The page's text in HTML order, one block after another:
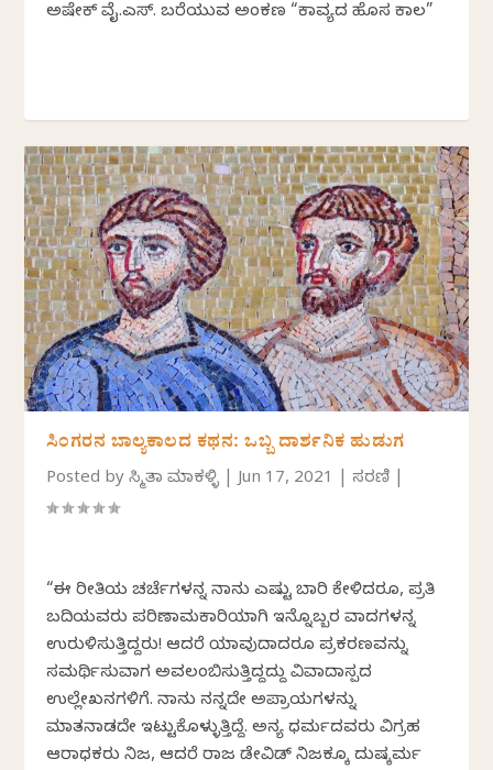
ಅಭಿಷೇಕ್‌ ವೈ.ಎಸ್. ಬರೆಯುವ ಅಂಕಣ “ಕಾವ್ಯದ ಹೊಸ ಕಾಲ”
ಸಿಂಗರನ ಬಾಲ್ಯಕಾಲದ ಕಥನ: ಒಬ್ಬ ದಾರ್ಶನಿಕ ಹುಡುಗ
Posted byಸ್ಮಿತಾ ಮಾಕಳ್ಳಿ |Jun 17, 2021 |ಸರಣಿ
“ಈ ರೀತಿಯ ಚರ್ಚೆಗಳನ್ನ ನಾನು ಎಷ್ಟು ಬಾರಿ ಕೇಳಿದರೂ, ಪ್ರತಿ
ಬದಿಯವರು ಪರಿಣಾಮಕಾರಿಯಾಗಿ ಇನ್ನೊಬ್ಬರ ವಾದಗಳನ್ನ
ಉರುಳಿಸುತ್ತಿದ್ದರು! ಆದರೆ ಯಾವುದಾದರೂ ಪ್ರಕರಣವನ್ನು
ಸಮರ್ಥಿಸುವಾಗ ಅವಲಂಬಿಸುತ್ತಿದ್ದದ್ದು ವಿವಾದಾಸ್ಪದ
ಉಲ್ಲೇಖನಗಳಿಗೆ. ನಾನು ನನ್ನದೇ ಅಭಿಪ್ರಾಯಗಳನ್ನು
ಮಾತನಾಡದೇ ಇಟ್ಟುಕೊಳ್ಳುತ್ತಿದ್ದೆ. ಅನ್ಯ ಧರ್ಮದವರು ವಿಗ್ರಹ
ಆರಾಧಕರು ನಿಜ, ಆದರೆ ರಾಜ ಡೇವಿಡ್ ನಿಜಕ್ಕೂ ದುಷ್ಕರ್ಮ